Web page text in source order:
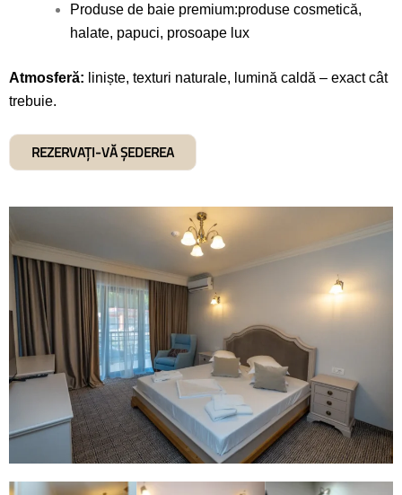
Produse de baie premium:produse cosmetică,
halate, papuci, prosoape lux
Atmosferă: liniște, texturi naturale, lumină caldă – exact cât
trebuie.
REZERVAȚI-VĂ ȘEDEREA